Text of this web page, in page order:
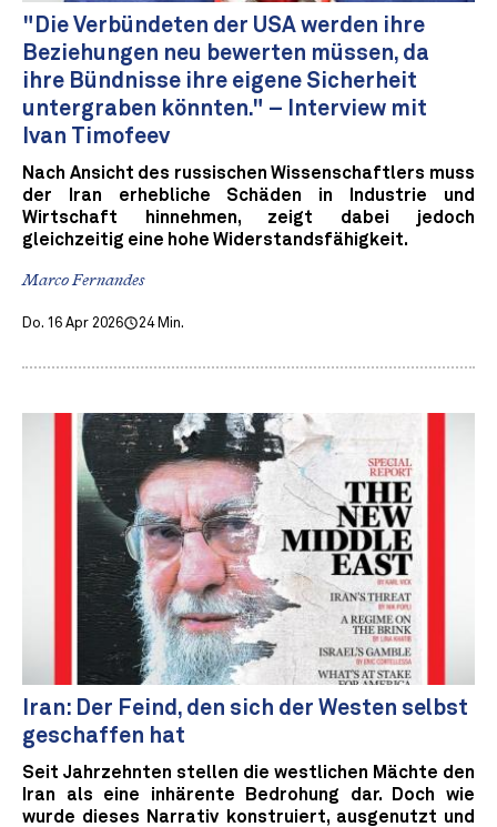
"Die Verbündeten der USA werden ihre
Beziehungen neu bewerten müssen, da
ihre Bündnisse ihre eigene Sicherheit
untergraben könnten." – Interview mit
Ivan Timofeev
Nach Ansicht des russischen Wissenschaftlers muss
der Iran erhebliche Schäden in Industrie und
Wirtschaft hinnehmen, zeigt dabei jedoch
gleichzeitig eine hohe Widerstandsfähigkeit.
Marco Fernandes
Do. 16 Apr 2026 24 Min.
Iran: Der Feind, den sich der Westen selbst
geschaffen hat
Seit Jahrzehnten stellen die westlichen Mächte den
Iran als eine inhärente Bedrohung dar. Doch wie
wurde dieses Narrativ konstruiert, ausgenutzt und